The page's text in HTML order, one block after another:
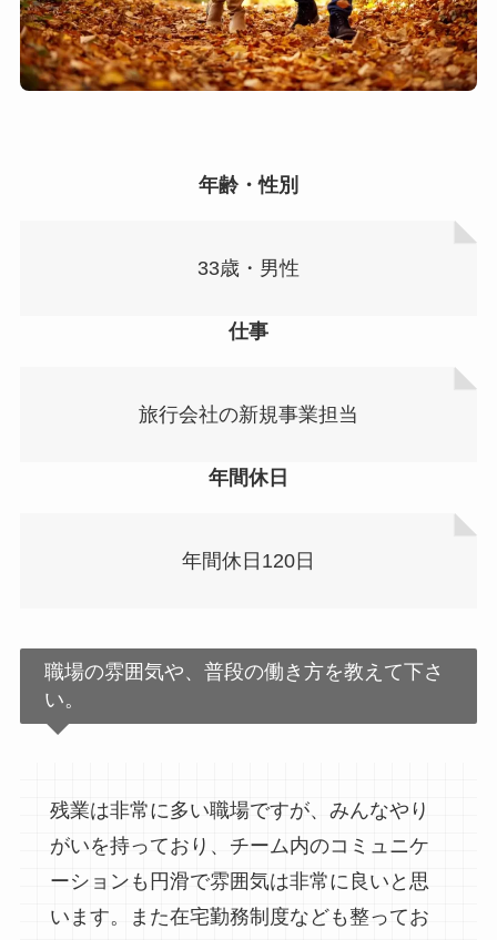
年齢・性別
33歳・男性
仕事
旅行会社の新規事業担当
年間休日
年間休日120日
職場の雰囲気や、普段の働き方を教えて下さ
い。
残業は非常に多い職場ですが、みんなやり
がいを持っており、チーム内のコミュニケ
ーションも円滑で雰囲気は非常に良いと思
います。また在宅勤務制度なども整ってお